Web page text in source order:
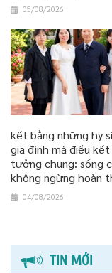
05/08/2026
kết bằng những hy
gia đình mà điều
tưởng chung: sống
không ngừng hoàn
04/08/2026
TIN MỚI